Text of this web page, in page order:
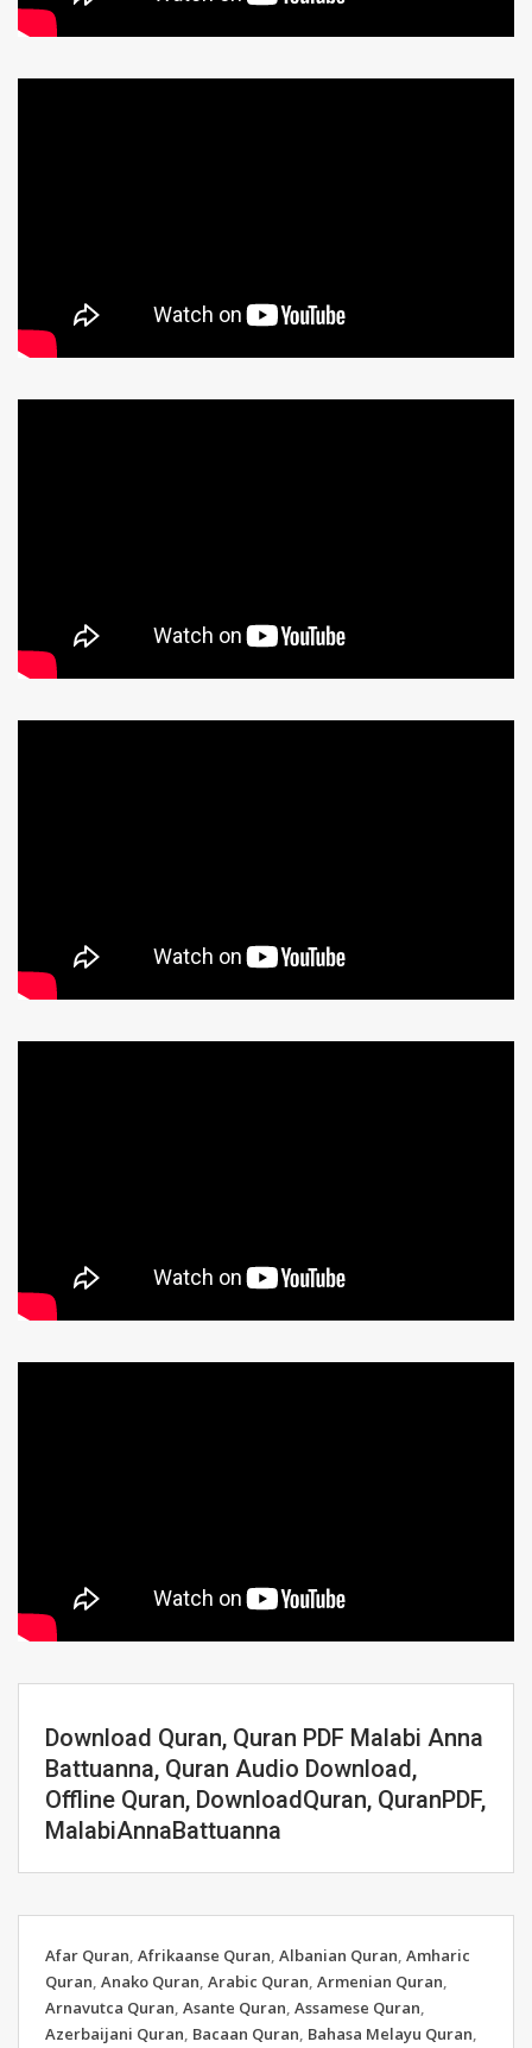
Download Quran, Quran PDF Malabi Anna
Battuanna, Quran Audio Download,
Offline Quran, DownloadQuran, QuranPDF,
MalabiAnnaBattuanna
Afar Quran, Afrikaanse Quran, Albanian Quran, Amharic
Quran, Anako Quran, Arabic Quran, Armenian Quran,
Arnavutca Quran, Asante Quran, Assamese Quran,
Azerbaijani Quran, Bacaan Quran, Bahasa Melayu Quran,